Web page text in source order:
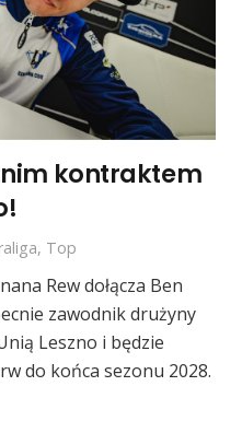
kontraktem
, Top
Rew dołącza Ben
zawodnik drużyny
Leszno i będzie
do końca sezonu 2028.